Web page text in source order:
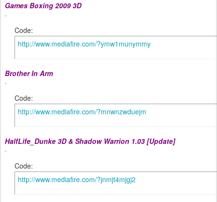
Games Boxing 2009 3D
Code:
http://www.mediafire.com/?ymw1munymmy
Brother In Arm
Code:
http://www.mediafire.com/?mnwnzwduejm
HalfLife_Dunke 3D & Shadow Warrion 1.03 [Update]
Code:
http://www.mediafire.com/?jnmjt4mjgj2